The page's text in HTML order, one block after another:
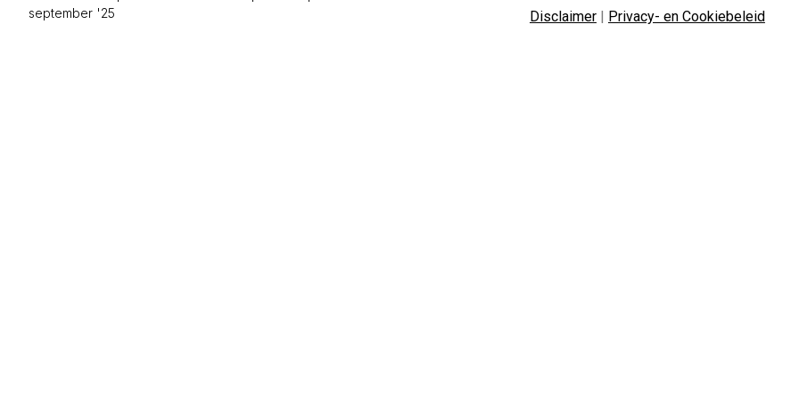
september '25
Disclaimer| Privacy- en Cookiebeleid